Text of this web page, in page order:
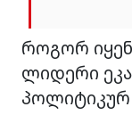
როგორ
ლიდერი
პოლიტიკურ